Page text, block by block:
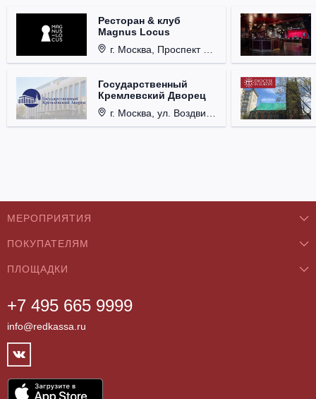
Ресторан & клуб
Magnus Locus
г. Москва, Проспект Мира, д. 12, стр. 9.
Государственный
Кремлевский Дворец
г. Москва, ул. Воздвиженка, д. 1, Кремль.
+7 495 665 9999
info@redkassa.ru
МЕРОПРИЯТИЯ
Концерты
Классика
Театры
Фестивали
Спорт
Цирк
ПОКУПАТЕЛЯМ
О нас
Как купить
Возврат билетов
Контакты
Партнёры
ПЛОЩАДКИ
Бар/Ресторан/Кафе
Клуб
Концертный зал
Театр